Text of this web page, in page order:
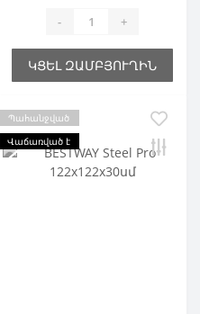
- +
ԿՑԵԼ ԶԱՄԲՅՈՒՂԻՆ
Պահանջված
Վաճառված է